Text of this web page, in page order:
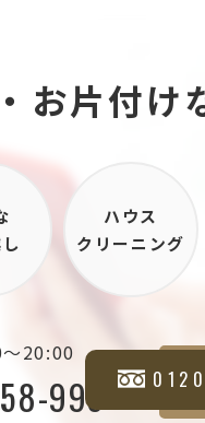
お片付け
ハウス
クリーニング
20:00
995